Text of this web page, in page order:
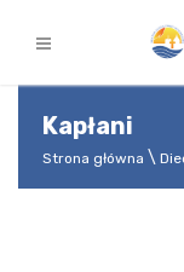
Kapłani
Strona główna